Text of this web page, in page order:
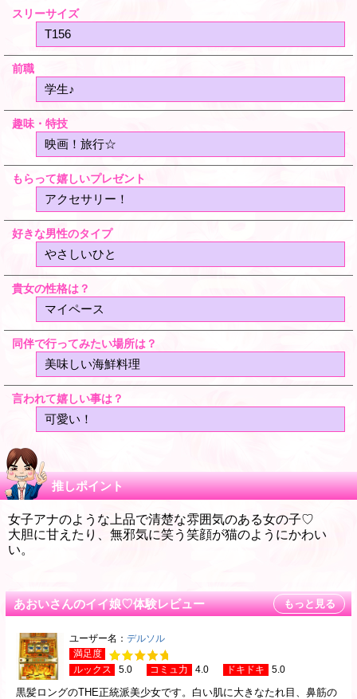
スリーサイズ
T156
前職
学生♪
趣味・特技
映画！旅行☆
もらって嬉しいプレゼント
アクセサリー！
好きな男性のタイプ
やさしいひと
貴女の性格は？
マイペース
同伴で行ってみたい場所は？
美味しい海鮮料理
言われて嬉しい事は？
可愛い！
推しポイント
女子アナのような上品で清楚な雰囲気のある女の子♡
大胆に甘えたり、無邪気に笑う笑顔が猫のようにかわい
い。
あおいさんのイイ娘♡体験レビュー もっと見る
ユーザー名：デルソル
満足度
ルックス
5.0 コミュ力 4.0 ドキドキ 5.0
黒髪ロングのTHE正統派美少女です。白い肌に大きなたれ目、鼻筋の